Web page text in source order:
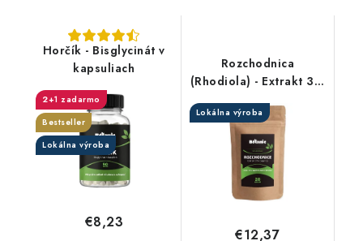
Horčík - Bisglycinát v
kapsuliach
2+1 zadarmo
Bestseller
Lokálna výroba
€8,23
Rozchodnica
(Rhodiola) - Extrakt 3%
rozavínov v prášku
Lokálna výroba
€12,37